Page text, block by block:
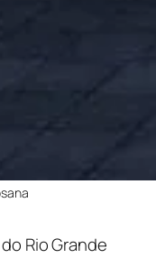
Rio Grande